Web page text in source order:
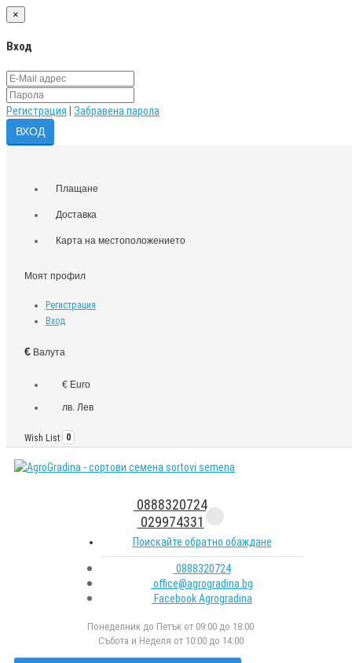
×
Вход
Регистрация Забравена парола
Плащане
Доставка
Карта на местоположението
Моят профил
Регистрация
Вход
€ Валута
€ Euro
лв. Лев
Wish List 0
0888320724
029974331
Поискайте обратно обаждане
0888320724
office@agrogradina.bg
Facebook Agrogradina
Понеделник до Петък от 09:00 до 18:00
Събота и Неделя от 10:00 до 14:00